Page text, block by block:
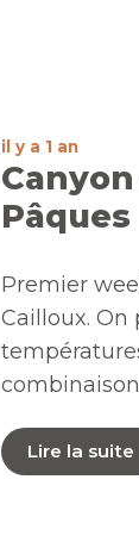
il y a 1 an
Pâques
Premier
Cailloux. On
Lire la suite